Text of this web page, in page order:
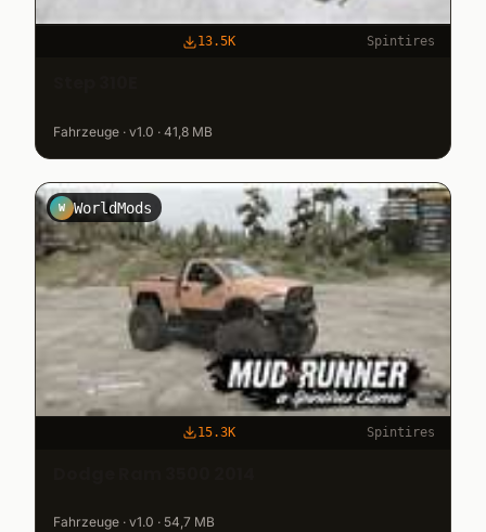
13.5K Spintires
Fahrzeuge · v1.0 · 41,8 MB
W WorldMods
15.3K Spintires
Fahrzeuge · v1.0 · 54,7 MB